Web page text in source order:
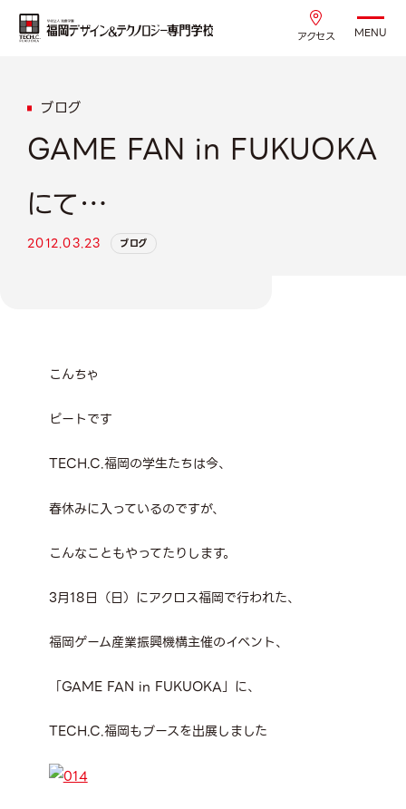
アクセス MENU
ブログ
GAME FAN in FUKUOKA
にて…
2012.03.23 ブログ
こんちゃ
ピートです
TECH.C.福岡の学生たちは今、
春休みに入っているのですが、
こんなこともやってたりします。
3月18日（日）にアクロス福岡で行われた、
福岡ゲーム産業振興機構主催のイベント、
「GAME FAN in FUKUOKA」に、
TECH.C.福岡もブースを出展しました